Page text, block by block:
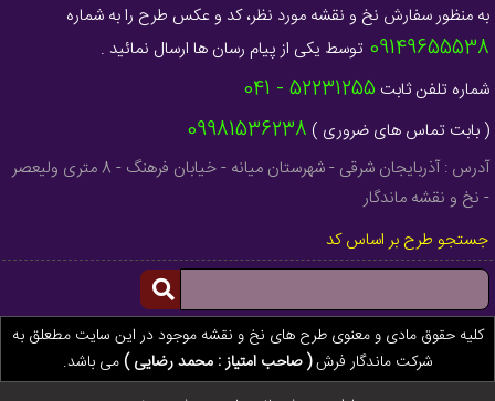
به منظور سفارش نخ و نقشه مورد نظر، کد و عکس طرح را به شماره
09149655538 توسط یکی از پیام رسان ها ارسال نمائید .
شماره تلفن ثابت 52231255 - 041
( بابت تماس های ضروری ) 09981536238
آدرس : آذربایجان شرقی - شهرستان میانه - خیابان فرهنگ - 8 متری ولیعصر
- نخ و نقشه ماندگار
جستجو طرح بر اساس کد
کلیه حقوق مادی و معنوی طرح های نخ و نقشه موجود در این سایت مطعلق به
شرکت ماندگار فرش( صاحب امتیاز : محمد رضایی )می باشد.